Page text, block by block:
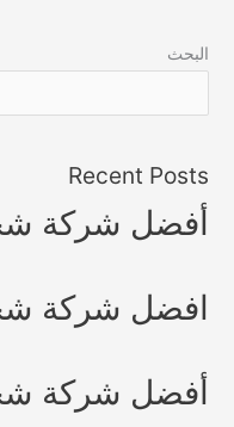
البحث
Recent Posts
أفضل شركة
افضل شركة
أفضل شركة